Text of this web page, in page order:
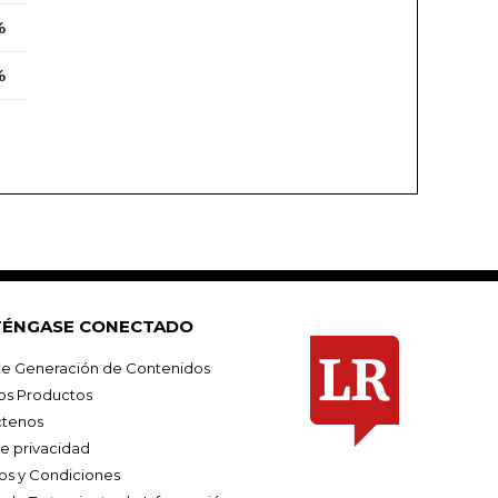
CONECTADO
Generación de Contenidos
Productos
privacidad
y Condiciones